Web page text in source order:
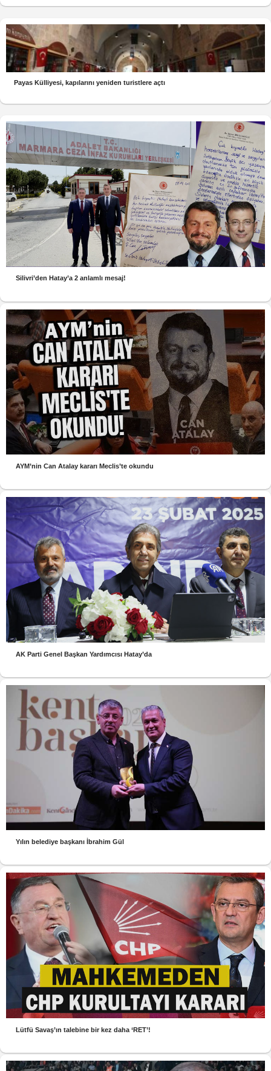
Payas Külliyesi, kapılarını yeniden turistlere açtı
Silivri’den Hatay’a 2 anlamlı mesaj!
AYM’nin Can Atalay kararı Meclis’te okundu
AK Parti Genel Başkan Yardımcısı Hatay’da
Yılın belediye başkanı İbrahim Gül
Lütfü Savaş’ın talebine bir kez daha ‘RET’!